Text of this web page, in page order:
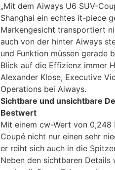
„Mit dem Aiways U6 SUV-
Shanghai ein echtes it-piece
Markengesicht transportiert
auch von der hinter Aiways
und Funktion müssen gerade
Blick auf die Effizienz immer
Alexander Klose, Executive
Operations bei Aiways.
Sichtbare und unsichtbare
Bestwert
Mit einem cw-Wert von
Coupé nicht nur einen sehr
er reiht sich auch in die
Neben den sichtbaren